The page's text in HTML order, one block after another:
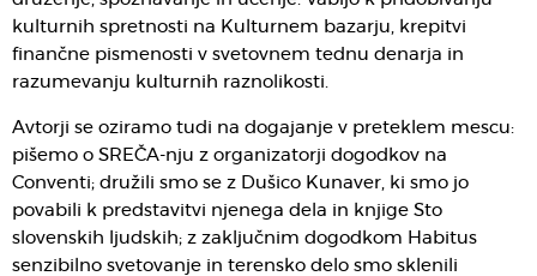
kulturnih spretnosti na Kulturnem bazarju, krepitvi
finančne pismenosti v svetovnem tednu denarja in
razumevanju kulturnih raznolikosti.
Avtorji se oziramo tudi na dogajanje v preteklem mescu:
pišemo o SREČA-nju z organizatorji dogodkov na
Conventi; družili smo se z Dušico Kunaver, ki smo jo
povabili k predstavitvi njenega dela in knjige Sto
slovenskih ljudskih; z zaključnim dogodkom Habitus
senzibilno svetovanje in terensko delo smo sklenili